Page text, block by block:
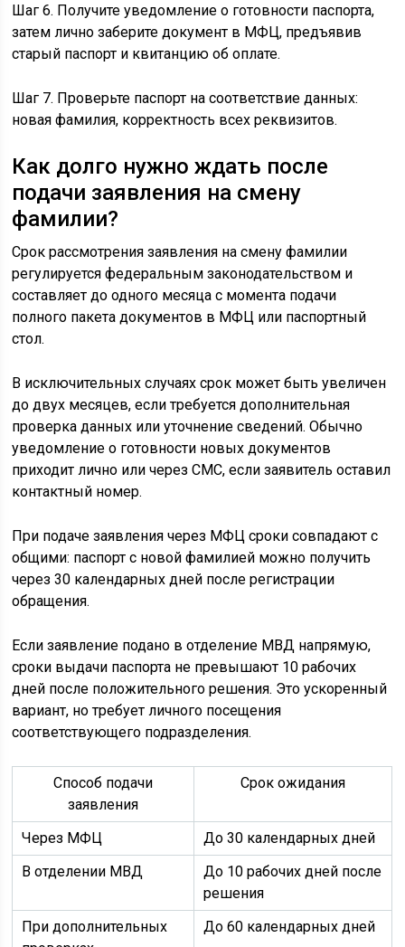
Шаг 6. Получите уведомление о готовности паспорта,
затем лично заберите документ в МФЦ, предъявив
старый паспорт и квитанцию об оплате.
Шаг 7. Проверьте паспорт на соответствие данных:
новая фамилия, корректность всех реквизитов.
Как долго нужно ждать после
подачи заявления на смену
фамилии?
Срок рассмотрения заявления на смену фамилии
регулируется федеральным законодательством и
составляет до одного месяца с момента подачи
полного пакета документов в МФЦ или паспортный
стол.
В исключительных случаях срок может быть увеличен
до двух месяцев, если требуется дополнительная
проверка данных или уточнение сведений. Обычно
уведомление о готовности новых документов
приходит лично или через СМС, если заявитель оставил
контактный номер.
При подаче заявления через МФЦ сроки совпадают с
общими: паспорт с новой фамилией можно получить
через 30 календарных дней после регистрации
обращения.
Если заявление подано в отделение МВД напрямую,
сроки выдачи паспорта не превышают 10 рабочих
дней после положительного решения. Это ускоренный
вариант, но требует личного посещения
соответствующего подразделения.
Способ подачи
заявления
Срок ожидания
Через МФЦ
До 30 календарных дней
В отделении МВД
До 10 рабочих дней после
решения
При дополнительных
До 60 календарных дней